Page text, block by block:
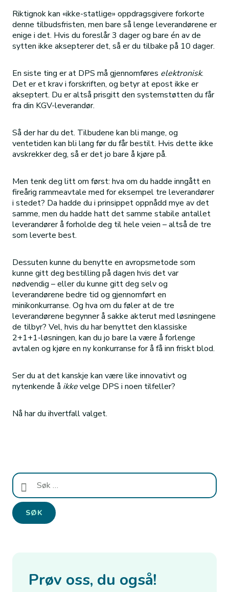
Riktignok kan «ikke-statlige» oppdragsgivere forkorte
denne tilbudsfristen, men bare så lenge leverandørene er
enige i det. Hvis du foreslår 3 dager og bare én av de
sytten ikke aksepterer det, så er du tilbake på 10 dager.
En siste ting er at DPS må gjennomføres elektronisk.
Det er et krav i forskriften, og betyr at epost ikke er
akseptert. Du er altså prisgitt den systemstøtten du får
fra din KGV-leverandør.
Så der har du det. Tilbudene kan bli mange, og
ventetiden kan bli lang før du får bestilt. Hvis dette ikke
avskrekker deg, så er det jo bare å kjøre på.
Men tenk deg litt om først: hva om du hadde inngått en
fireårig rammeavtale med for eksempel tre leverandører
i stedet? Da hadde du i prinsippet oppnådd mye av det
samme, men du hadde hatt det samme stabile antallet
leverandører å forholde deg til hele veien – altså de tre
som leverte best.
Dessuten kunne du benytte en avropsmetode som
kunne gitt deg bestilling på dagen hvis det var
nødvendig – eller du kunne gitt deg selv og
leverandørene bedre tid og gjennomført en
minikonkurranse. Og hva om du føler at de tre
leverandørene begynner å sakke akterut med løsningene
de tilbyr? Vel, hvis du har benyttet den klassiske
2+1+1-løsningen, kan du jo bare la være å forlenge
avtalen og kjøre en ny konkurranse for å få inn friskt blod.
Ser du at det kanskje kan være like innovativt og
nytenkende å ikkevelge DPS i noen tilfeller?
Nå har du ihvertfall valget.
Søk
etter:
Prøv oss, du også!